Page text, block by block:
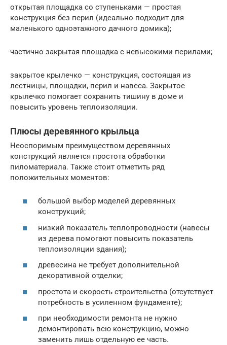
открытая площадка со ступеньками — простая
конструкция без перил (идеально подходит для
маленького одноэтажного дачного домика);
частично закрытая площадка с невысокими перилами;
закрытое крылечко — конструкция, состоящая из
лестницы, площадки, перил и навеса. Закрытое
крылечко помогает сохранить тишину в доме и
повысить уровень теплоизоляции.
Плюсы деревянного крыльца
Неоспоримым преимуществом деревянных
конструкций является простота обработки
пиломатериала. Также стоит отметить ряд
положительных моментов:
большой выбор моделей деревянных
конструкций;
низкий показатель теплопроводности (навесы
из дерева помогают повысить показатель
теплоизоляции здания);
древесина не требует дополнительной
декоративной отделки;
простота и скорость строительства (отсутствует
потребность в усиленном фундаменте);
при необходимости ремонта не нужно
демонтировать всю конструкцию, можно
заменить лишь отдельную ее часть.